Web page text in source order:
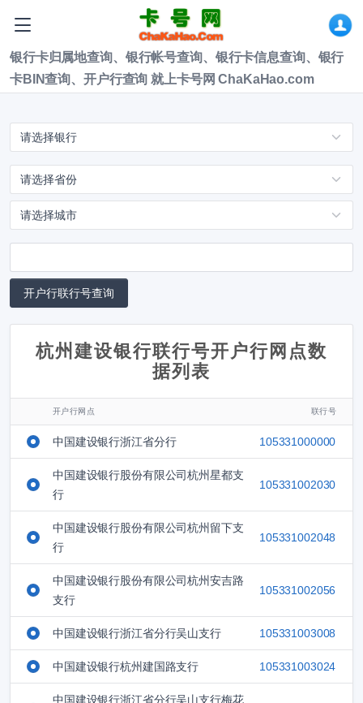
银行卡归属地查询、银行帐号查询、银行卡信息查询、银行
卡BIN查询、开户行查询 就上卡号网 ChaKaHao.com
杭州建设银行联行号开户行网点数
据列表
开户行网点 联行号
中国建设银行浙江省分行 105331000000
中国建设银行股份有限公司杭州星都支
行
105331002030
中国建设银行股份有限公司杭州留下支
行
105331002048
中国建设银行股份有限公司杭州安吉路
支行
105331002056
中国建设银行浙江省分行吴山支行 105331003008
中国建设银行杭州建国路支行 105331003024
中国建设银行浙江省分行吴山支行梅花